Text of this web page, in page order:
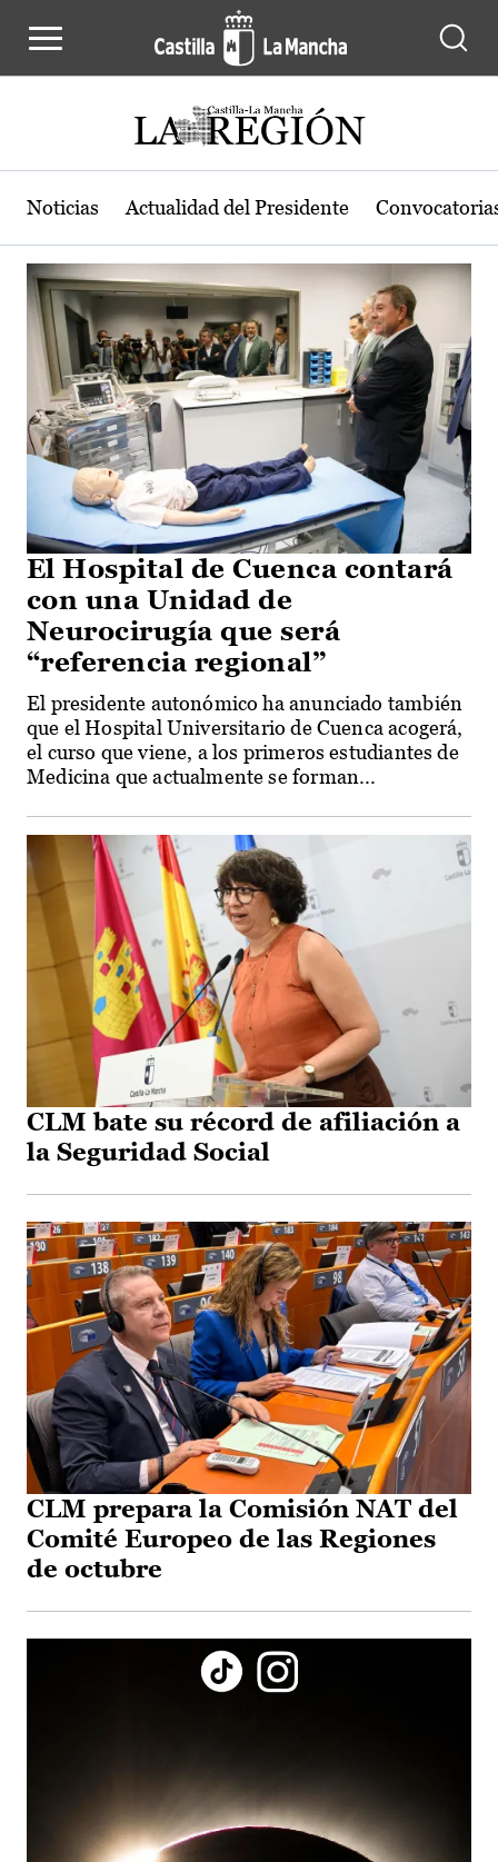
Actualidad de la región de Castilla-
Noticias Actualidad del Presidente
El Hospital de Cuenca contará
con una Unidad de
Neurocirugía que será
“referencia regional”
El presidente autonómico ha anunciado también
que el Hospital Universitario de Cuenca acogerá,
el curso que viene, a los primeros estudiantes de
Medicina que actualmente se forman...
CLM bate su récord de afiliación a
la Seguridad Social
CLM prepara la Comisión NAT del
Comité Europeo de las Regiones
de octubre